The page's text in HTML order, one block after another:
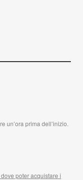
un’ora prima dell’inizio.
poter acquistare i